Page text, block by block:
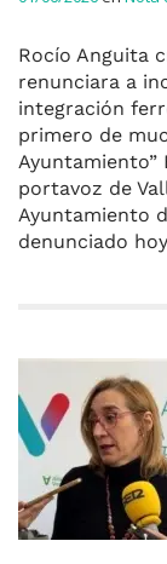
Rocío Anguita
renunciara a
integración
primero de
Ayuntamiento”
portavoz de
Ayuntamiento
denunciado